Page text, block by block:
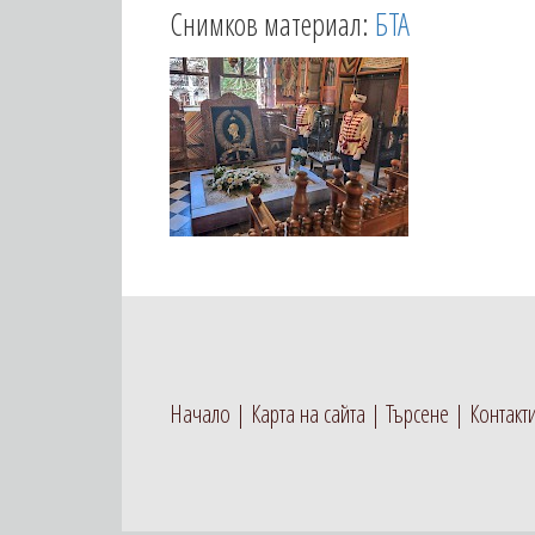
Снимков материал: БТА
Начало Карта на сайта Търсене